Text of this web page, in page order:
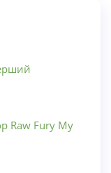
Raw Fury My